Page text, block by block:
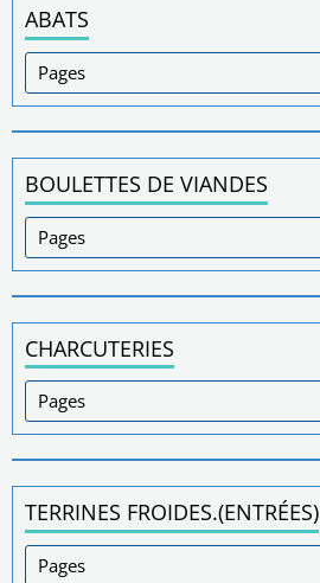
ABATS
BOULETTES DE VIANDES
CHARCUTERIES
TERRINES FROIDES.(ENTRÉES)